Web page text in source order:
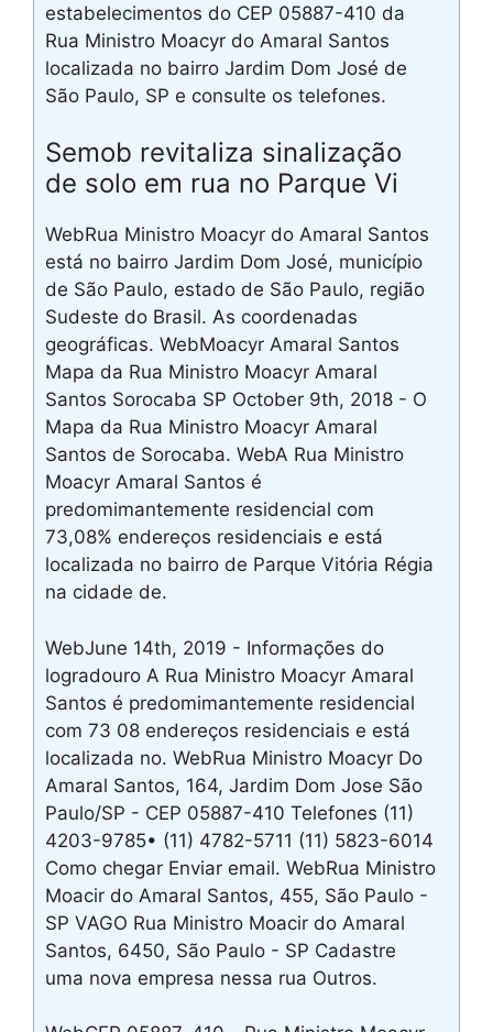
estabelecimentos do CEP 05887-410 da
Rua Ministro Moacyr do Amaral Santos
localizada no bairro Jardim Dom José de
São Paulo, SP e consulte os telefones.
Semob revitaliza sinalização
de solo em rua no Parque Vi
WebRua Ministro Moacyr do Amaral Santos
está no bairro Jardim Dom José, município
de São Paulo, estado de São Paulo, região
Sudeste do Brasil. As coordenadas
geográficas. WebMoacyr Amaral Santos
Mapa da Rua Ministro Moacyr Amaral
Santos Sorocaba SP October 9th, 2018 - O
Mapa da Rua Ministro Moacyr Amaral
Santos de Sorocaba. WebA Rua Ministro
Moacyr Amaral Santos é
predomimantemente residencial com
73,08% endereços residenciais e está
localizada no bairro de Parque Vitória Régia
na cidade de.
WebJune 14th, 2019 - Informações do
logradouro A Rua Ministro Moacyr Amaral
Santos é predomimantemente residencial
com 73 08 endereços residenciais e está
localizada no. WebRua Ministro Moacyr Do
Amaral Santos, 164, Jardim Dom Jose São
Paulo/SP - CEP 05887-410 Telefones (11)
4203-9785• (11) 4782-5711 (11) 5823-6014
Como chegar Enviar email. WebRua Ministro
Moacir do Amaral Santos, 455, São Paulo -
SP VAGO Rua Ministro Moacir do Amaral
Santos, 6450, São Paulo - SP Cadastre
uma nova empresa nessa rua Outros.